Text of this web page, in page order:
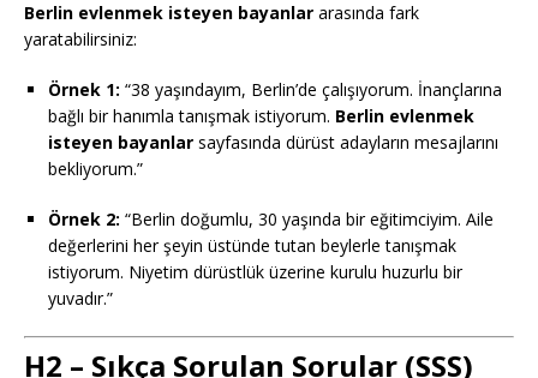
Berlin evlenmek isteyen bayanlar arasında fark
yaratabilirsiniz:
Örnek 1: “38 yaşındayım, Berlin’de çalışıyorum. İnançlarına
bağlı bir hanımla tanışmak istiyorum. Berlin evlenmek
isteyen bayanlar sayfasında dürüst adayların mesajlarını
bekliyorum.”
Örnek 2: “Berlin doğumlu, 30 yaşında bir eğitimciyim. Aile
değerlerini her şeyin üstünde tutan beylerle tanışmak
istiyorum. Niyetim dürüstlük üzerine kurulu huzurlu bir
yuvadır.”
H2 – Sıkça Sorulan Sorular (SSS)